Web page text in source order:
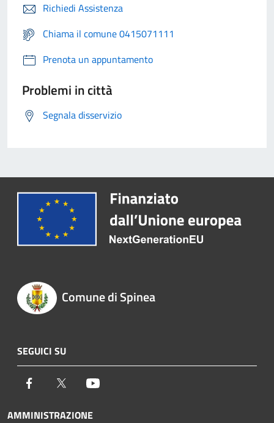
Richiedi Assistenza
Chiama il comune 0415071111
Prenota un appuntamento
Problemi in città
Segnala disservizio
Comune di Spinea
SEGUICI SU
Facebook Twitter
AMMINISTRAZIONE